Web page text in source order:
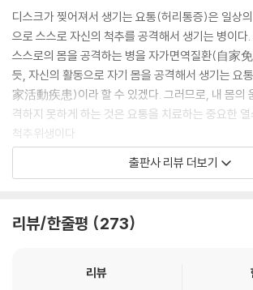
390 그럼, 내 허리디스크의 상처가 힐링되는 것은
391 그날이 언제 일까?
393 무슨 소리, 나는 1년이 지났는데도 조금도 낫지
394 디스크 찢는 범인을 찾기 어려운 이유
395 디스크 상처 다시 찢는 ‘소매치기’ 찾아내기
399 교수님, 혹시 외계인이세요?
401 디스크에 새 생명을 주는 ‘참회의 시간’
402 왜 재발하는지 아는 60대여성
404 척추위생 한 달 만에 좋아진, 험상궂은 척추관협
406 신이 내린 척추 반창고, 척추위생!
410 척추위생? 그게 뭔데?
디스크가 찢어져서 생기는 요통(허리통증)은 일상
으로 스스로 자신의 척추를 공격해서 생기는 병이다
스스로의 몸을 공격하는 병을 자가면역질환(自家
듯, 자신의 활동으로 자기 몸을 공격해서 생기는 요
家活動疾患)이라 할 수 있겠다. 그러므로, 내 몸의
격하지 못하게 하는 것은 요통을 치료하는 중요한
척추위생이다
저자는 ‘내 허리가 아픈 이유가 무엇인지’, ‘앞으로 어
이라고 말하고 있다. 앞의 두 가지는 백년허리 1권 진
알같은 척추위생 부분을 백년허리 2권 치료편에서 다
출판사 리뷰 더보기
리뷰/한줄평 273
리뷰